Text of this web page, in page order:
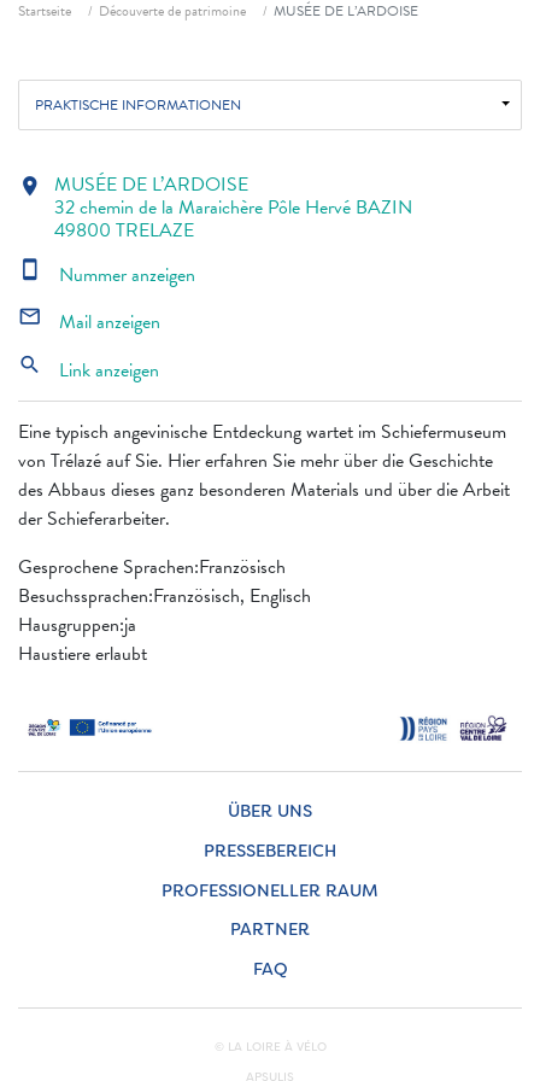
Startseite Découverte de patrimoine MUSÉE DE L’ARDOISE
PRAKTISCHE INFORMATIONEN
Eine typisch angevinische Entdeckung wartet im Schiefermuseum
von Trélazé auf Sie. Hier erfahren Sie mehr über die Geschichte
des Abbaus dieses ganz besonderen Materials und über die Arbeit
der Schieferarbeiter.
Gesprochene Sprachen:Französisch
Besuchssprachen:Französisch, Englisch
Hausgruppen:ja
Haustiere erlaubt
location_on MUSÉE DE L’ARDOISE
32 chemin de la Maraichère Pôle Hervé BAZIN
49800 TRELAZE
smartphone Nummer anzeigen
mail_outline Mail anzeigen
search Link anzeigen
ÜBER UNS
PRESSEBEREICH
PROFESSIONELLER RAUM
PARTNER
FAQ
© LA LOIRE À VÉLO
APSULIS